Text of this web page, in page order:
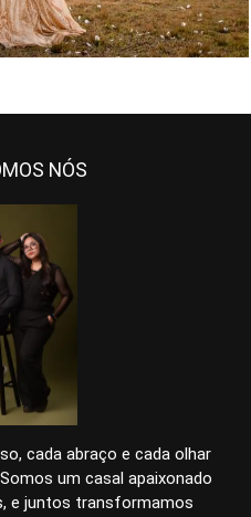
NÓS
cada abraço e cada olhar
um casal apaixonado
e juntos transformamos